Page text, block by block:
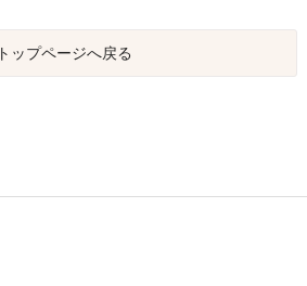
トップページへ戻る